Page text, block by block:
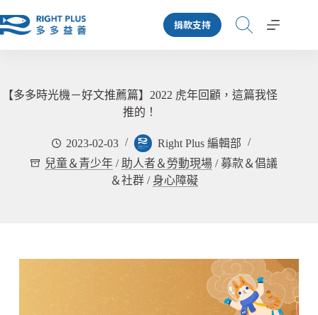
至
捐款支持
【多多時光機－好文推薦篇】2022 虎年回顧，這篇我怪
推的！
2023-02-03
Right Plus 編輯部
兒童＆青少年 / 助人者＆勞動現場 /募款＆倡議
＆社群 / 身心障礙